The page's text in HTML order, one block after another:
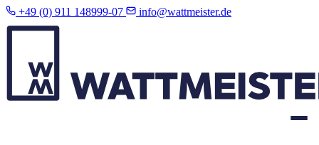
+49 (0) 911 148999-07 info@wattmeister.de